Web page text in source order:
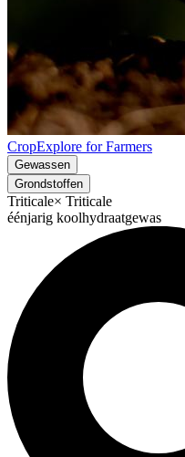
CropExplore for Farmers
Gewassen
Grondstoffen
Triticale× Triticale
éénjarig koolhydraatgewas